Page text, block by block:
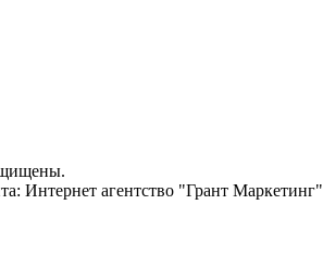
Интернет агентство "Грант Маркетинг"